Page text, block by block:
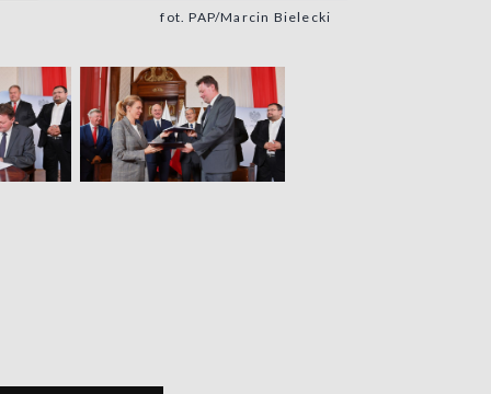
fot. PAP/Marcin Bielecki